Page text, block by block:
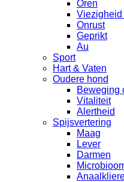
Oren
Viezigheid
Onrust
Geprikt
Au
Sport
Hart & Vaten
Oudere hond
Beweging
Vitaliteit
Alertheid
Spijsvertering
Maag
Lever
Darmen